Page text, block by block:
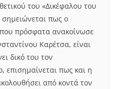
του «Δικέφαλου του
σημειώνεται πως ο
πρόσφατα ανακοίνωσε
Καρέτσα, είναι
δικό του τον
επισημαίνεται πως και η
από κοντά τον